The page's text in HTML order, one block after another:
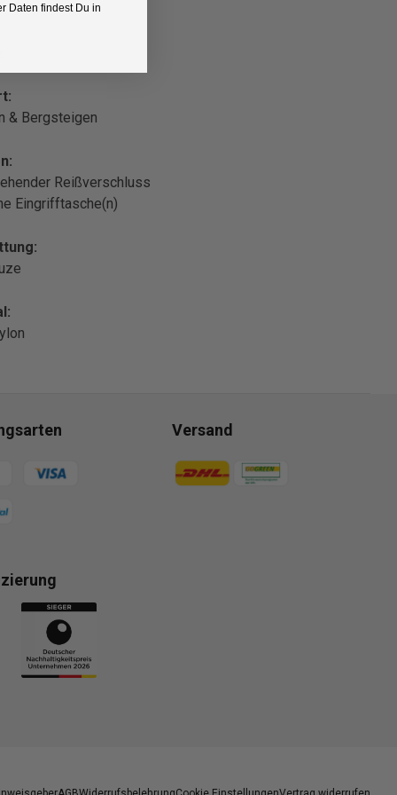
& Bergsteigen
Reißverschluss
Eingrifftasche(n)
Versand
Zahlungsmethoden
Daten findest Du in